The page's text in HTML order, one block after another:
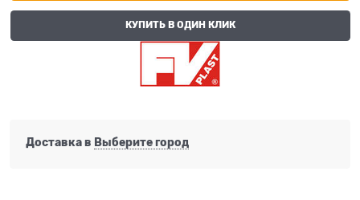
КУПИТЬ В ОДИН КЛИК
Доставка в Выберите город